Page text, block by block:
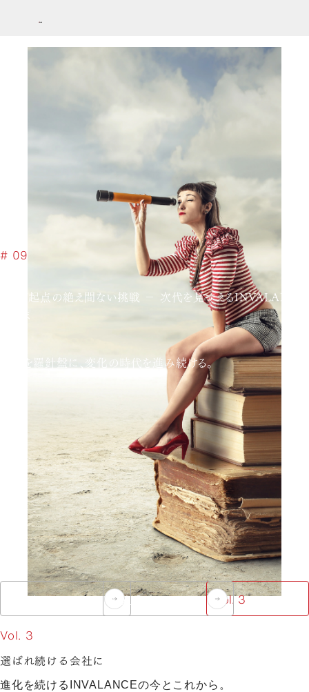
# 09
MVV起点の絶え間ない挑戦 − 次代を見すえるINVALANCE
のいま
理念を羅針盤に、変化の時代を進み続ける。
Vol. 1 Vol. 2 Vol. 3
Vol. 3
選ばれ続ける会社に
進化を続けるINVALANCEの今とこれから。